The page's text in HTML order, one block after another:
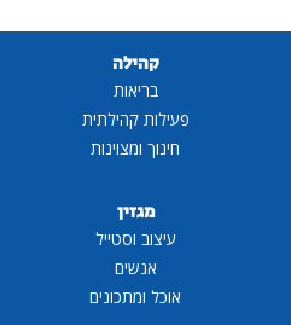
קהילה
בריאות
פעילות קהילתית
חינוך ומצוינות
מגזין
עיצוב וסטייל
אנשים
אוכל ומתכונים